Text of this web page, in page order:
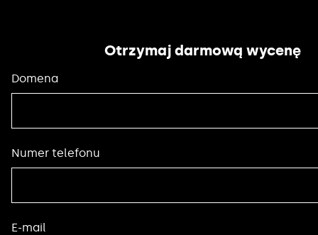
Otrzymaj darmową wycenę
Domena
Numer telefonu
E-mail